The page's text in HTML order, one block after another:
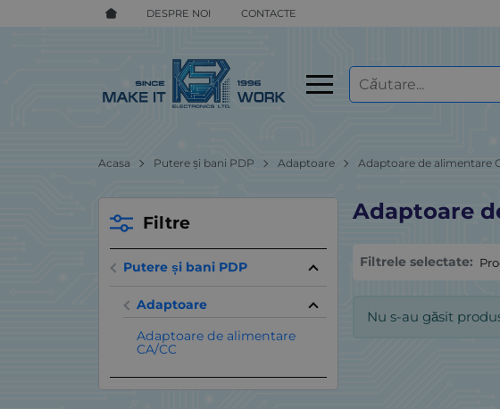
DESPRE NOI CONTACTE
Acasa Putere și bani PDP Adaptoare Adaptoare de alimentare
Adaptoare
Filtrele selectate:
Nu s-au găsit
Filtre
Putere și bani PDP
Adaptoare
Adaptoare de alimentare
CA/CC